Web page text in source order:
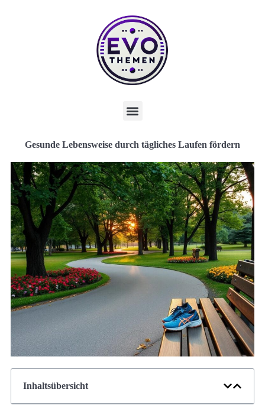
Gesunde Lebensweise durch tägliches Laufen fördern
Inhaltsübersicht